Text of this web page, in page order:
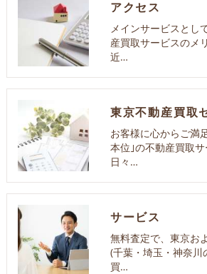
アクセス
メインサービスとし
産買取サービスのメ
近…
東京不動産買取
お客様に心からご満
本位｣の不動産買取サ
日々…
サービス
無料査定で、東京お
(千葉・埼玉・神奈
買…